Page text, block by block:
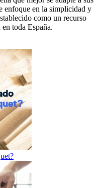
enfoque en la simplicidad y
como un recurso
toda España.